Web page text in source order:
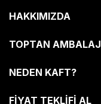
HAKKIMIZDA
TOPTAN AMBALAJ
NEDEN KAFT?
FİYAT TEKLİFİ AL